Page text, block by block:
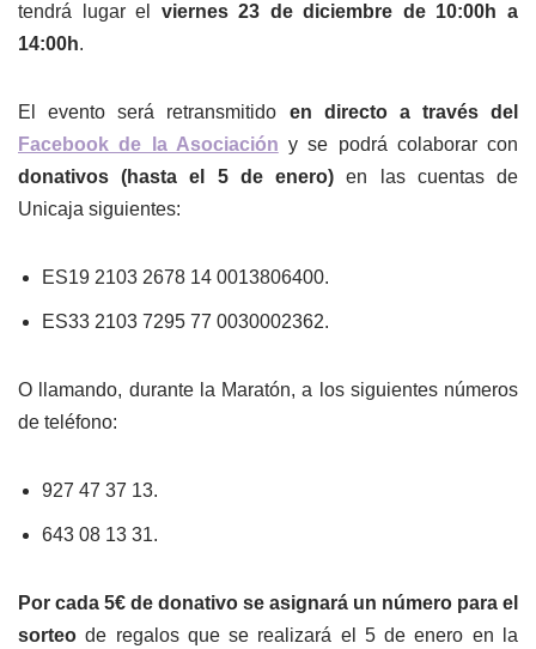
tendrá lugar el viernes 23 de diciembre de 10:00h a
14:00h.
El evento será retransmitido en directo a través del
Facebook de la Asociación y se podrá colaborar con
donativos (hasta el 5 de enero) en las cuentas de
Unicaja siguientes:
ES19 2103 2678 14 0013806400.
ES33 2103 7295 77 0030002362.
O llamando, durante la Maratón, a los siguientes números
de teléfono:
927 47 37 13.
643 08 13 31.
Por cada 5€ de donativo se asignará un número para el
sorteo de regalos que se realizará el 5 de enero en la